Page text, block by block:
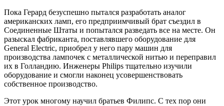
Пока Герард безуспешно пытался разработать аналог
американских ламп, его предприимчивый брат съездил в
Соединенные Штаты и попытался разведать все на месте. Он
разыскал фабриканта, поставлявшего оборудование для
General Electric, приобрел у него пару машин для
производства лампочек с металлической нитью и переправил
их в Голландию. Инженеры Philips тщательно изучили
оборудование и смогли наконец усовершенствовать
собственное производство.
Этот урок многому научил братьев Филипс. С тех пор они